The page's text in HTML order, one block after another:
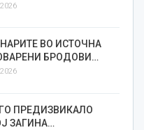
ВО ИСТОЧНА
БРОДОВИ…
ПРЕДИЗВИКАЛО
ЗАГИНА…